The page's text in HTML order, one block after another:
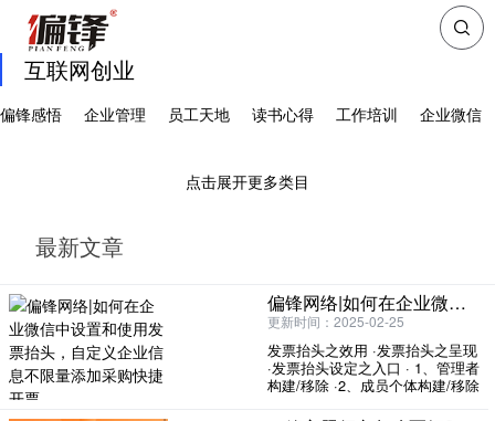
互联网创业
偏锋感悟 企业管理 员工天地 读书心得 工作培训 企业微信
点击展开更多类目
最新文章
偏锋网络|如何在企业微信中设置和使用发票抬头，自定义企业信息不限量添加采购快捷开票
更新时间：2025-02-25
发票抬头之效用 ·发票抬头之呈现
·发票抬头设定之入口 · 1、管理者
构建/移除 ·2、成员个体构建/移除